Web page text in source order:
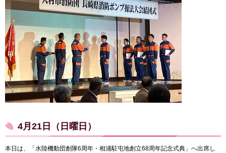
4月21日（日曜日）
本日は、「水陸機動団創隊6周年・相浦駐屯地創立68周年記念式典」へ出席し